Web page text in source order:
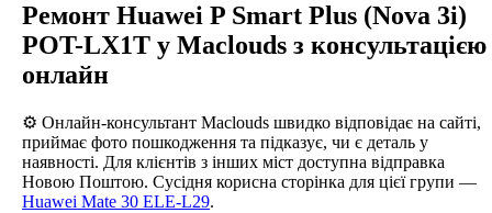
Ремонт Huawei P Smart Plus (Nova 3i)
POT-LX1T у Maclouds з консультацією
онлайн
⚙️ Онлайн-консультант Maclouds швидко відповідає на сайті,
приймає фото пошкодження та підказує, чи є деталь у
наявності. Для клієнтів з інших міст доступна відправка
Новою Поштою. Сусідня корисна сторінка для цієї групи —
Huawei Mate 30 ELE-L29.